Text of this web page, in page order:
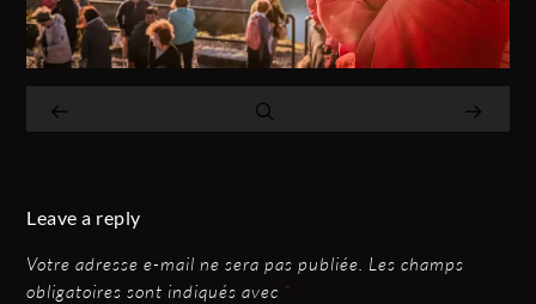
Leave a reply
Votre adresse e-mail ne sera pas publiée. Les champs
obligatoires sont indiqués avec *